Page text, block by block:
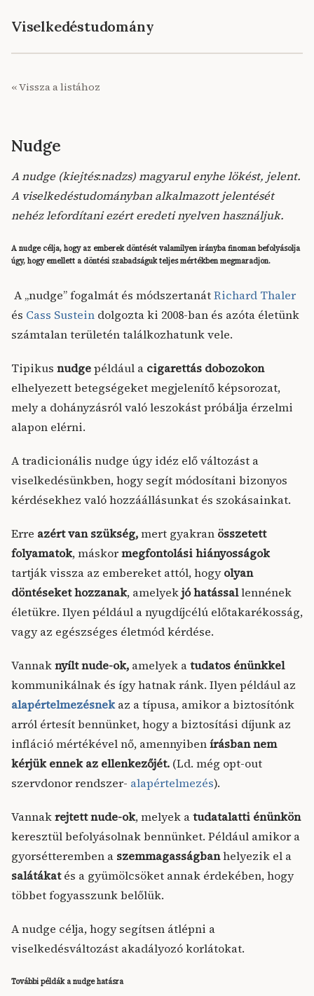
Viselkedéstudomány
« Vissza a listához
Nudge
A nudge (kiejtés:nadzs) magyarul enyhe lökést, jelent.
A viselkedéstudományban alkalmazott jelentését
nehéz lefordítani ezért eredeti nyelven használjuk.
A nudge célja, hogy az emberek döntését valamilyen irányba finoman befolyásolja
úgy, hogy emellett a döntési szabadságuk teljes mértékben megmaradjon.
A „nudge” fogalmát és módszertanátRichard Thaler
és Cass Sustein dolgozta ki 2008-ban és azóta életünk
számtalan területén találkozhatunk vele.
Tipikus nudgepéldául a cigarettás dobozokon
elhelyezett betegségeket megjelenítő képsorozat,
mely a dohányzásról való leszokást próbálja érzelmi
alapon elérni.
A tradicionális nudge úgy idéz elő változást a
viselkedésünkben, hogy segít módosítani bizonyos
kérdésekhez való hozzáállásunkat és szokásainkat.
Erre azért van szükség,mert gyakran összetett
folyamatok, máskormegfontolási hiányosságok
tartják vissza az embereket attól, hogyolyan
döntéseket hozzanak, amelyekjó hatássallennének
életükre. Ilyen például a nyugdíjcélú előtakarékosság,
vagy az egészséges életmód kérdése.
Vannaknyílt nude-ok, amelyek atudatos énünkkel
kommunikálnak és így hatnak ránk. Ilyen például az
alapértelmezésnekaz a típusa, amikor a biztosítónk
arról értesít bennünket, hogy a biztosítási díjunk az
infláció mértékével nő, amennyibenírásban nem
kérjük ennek az ellenkezőjét. (Ld. még opt-out
szervdonor rendszer- alapértelmezés).
Vannakrejtett nude-ok, melyek atudatalatti énünkön
keresztül befolyásolnak bennünket. Például amikor a
gyorsétteremben a szemmagasságbanhelyezik el a
salátákatés a gyümölcsöket annak érdekében, hogy
többet fogyasszunk belőlük.
A nudge célja, hogy segítsen átlépni a
viselkedésváltozást akadályozó korlátokat.
További példák a nudge hatásra